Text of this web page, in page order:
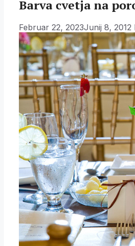
Barva cvetja na
Februar 22, 2023Junij 8, 2012